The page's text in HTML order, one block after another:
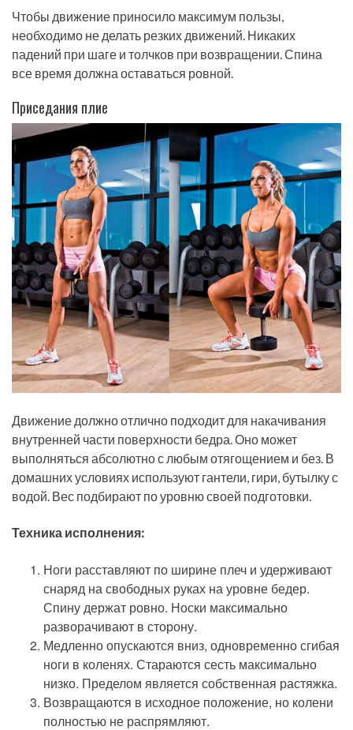
Чтобы движение приносило максимум пользы,
необходимо не делать резких движений. Никаких
падений при шаге и толчков при возвращении. Спина
все время должна оставаться ровной.
Приседания плие
Движение должно отлично подходит для накачивания
внутренней части поверхности бедра. Оно может
выполняться абсолютно с любым отягощением и без. В
домашних условиях используют гантели, гири, бутылку с
водой. Вес подбирают по уровню своей подготовки.
Техника исполнения:
Ноги расставляют по ширине плеч и удерживают
снаряд на свободных руках на уровне бедер.
Спину держат ровно. Носки максимально
разворачивают в сторону.
Медленно опускаются вниз, одновременно сгибая
ноги в коленях. Стараются сесть максимально
низко. Пределом является собственная растяжка.
Возвращаются в исходное положение, но колени
полностью не распрямляют.